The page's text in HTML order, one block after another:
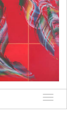
Idioma